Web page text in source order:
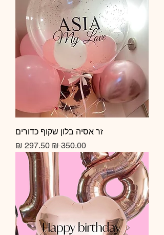
זר אסיה בלון שקוף כדורים
מחיר רגיל מחיר מבצע